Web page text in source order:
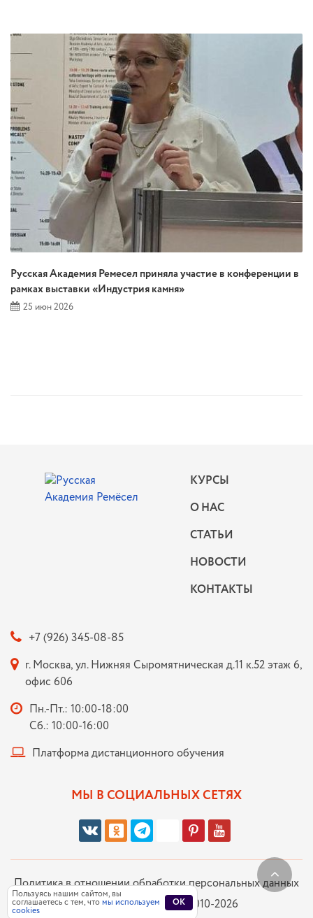
Русская Академия Ремесел приняла участие в конференции в
рамках выставки «Индустрия камня»
25 июн 2026
КУРСЫ
О НАС
СТАТЬИ
НОВОСТИ
КОНТАКТЫ
МЫ В СОЦИАЛЬНЫХ СЕТЯХ
+7 (926) 345-08-85
г. Москва, ул. Нижняя Сыромятническая д.11 к.52 этаж 6,
офис 606
Пн.-Пт.: 10:00-18:00
Сб.: 10:00-16:00
Платформа дистанционного обучения
Политика в отношении обработки персональных данных
НОЧУ ДПО «РАР» © 2010-2026
Пользуясь нашим сайтом, вы
соглашаетесь с тем, чтомы используем
cookies
OK